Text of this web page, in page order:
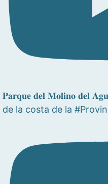
𝐏𝐚𝐫𝐪𝐮𝐞 𝐝𝐞𝐥 𝐌𝐨𝐥𝐢𝐧𝐨 𝐝𝐞𝐥
de la costa de la